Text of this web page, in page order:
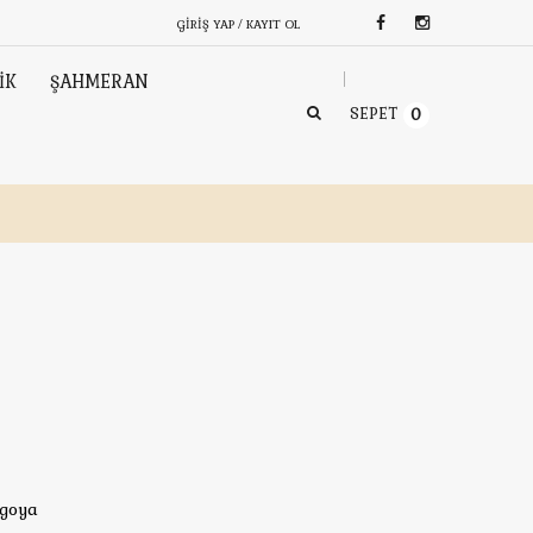
GIRIŞ YAP / KAYIT OL
ŞAHMERAN
SEPET 0